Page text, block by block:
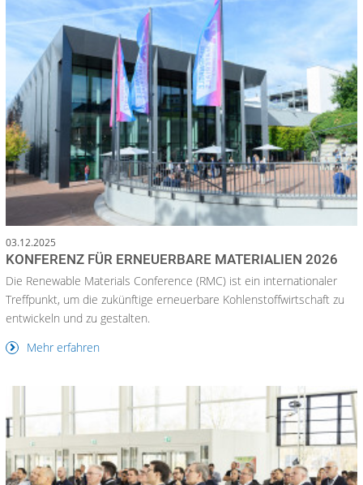
03.12.2025
KONFERENZ FÜR ERNEUERBARE MATERIALIEN 2026
Die Renewable Materials Conference (RMC) ist ein internationaler
Treffpunkt, um die zukünftige erneuerbare Kohlenstoffwirtschaft zu
entwickeln und zu gestalten.
Mehr erfahren